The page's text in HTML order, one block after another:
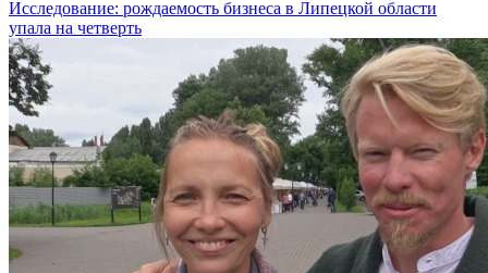
Исследование: рождаемость бизнеса в Липецкой области
упала на четверть